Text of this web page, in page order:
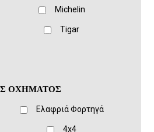
Michelin
Tigar
ΟΧΗΜΑΤΟΣ
Ελαφριά Φορτηγά
4x4